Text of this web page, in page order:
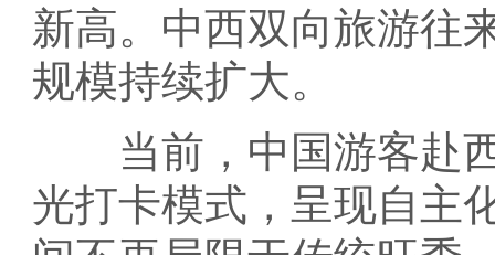
新高。中西双向旅游往
规模持续扩大。
当前，中国游客赴西
光打卡模式，呈现自主